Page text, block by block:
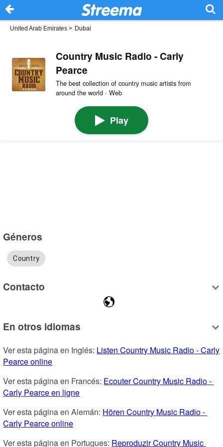
United Arab Emirates > Dubai
Country Music Radio - Carly
Pearce
The best collection of country music artists from
around the world · Web
Play
Géneros
Country
Contacto
En otros idiomas
Ver esta página en Inglés: Listen Country Music Radio - Carly
Pearce online
Ver esta página en Francés: Ecouter Country Music Radio -
Carly Pearce en ligne
Ver esta página en Alemán: Hören Country Music Radio -
Carly Pearce online
Ver esta página en Portugues: Reproduzir Country Music